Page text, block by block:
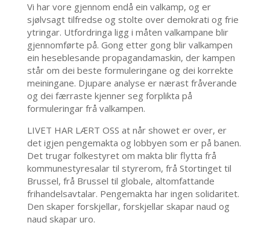
Vi har vore gjennom endå ein valkamp, og er
sjølvsagt tilfredse og stolte over demokrati og frie
ytringar. Utfordringa ligg i måten valkampane blir
gjennomførte på. Gong etter gong blir valkampen
ein heseblesande propagandamaskin, der kampen
står om dei beste formuleringane og dei korrekte
meiningane. Djupare analyse er nærast fråverande
og dei færraste kjenner seg forplikta på
formuleringar frå valkampen.
LIVET HAR LÆRT OSS at når showet er over, er
det igjen pengemakta og lobbyen som er på banen.
Det trugar folkestyret om makta blir flytta frå
kommunestyresalar til styrerom, frå Stortinget til
Brussel, frå Brussel til globale, altomfattande
frihandelsavtalar. Pengemakta har ingen solidaritet.
Den skaper forskjellar, forskjellar skapar naud og
naud skapar uro.